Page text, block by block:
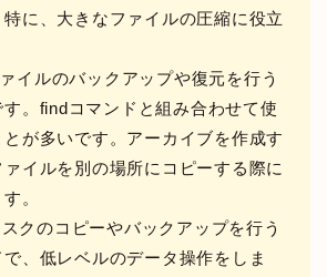
特に、大きなファイルの圧縮に役立
イルのバックアップや復元を行う
す。findコマンドと組み合わせて使
とが多いです。アーカイブを作成す
ァイルを別の場所にコピーする際に
。
クのコピーやバックアップを行う
で、低レベルのデータ操作をしま